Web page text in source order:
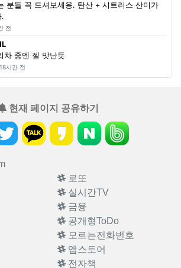
분들 꼭 드셔보세용. 탄산 + 시트러스 산미가
.
전
차 중엔 젤 맛난듯
시간 전
현재 페이지 공유하기
로또
실시간TV
금융
공개형ToDo
모르는전화번호
앱스토어
전자책